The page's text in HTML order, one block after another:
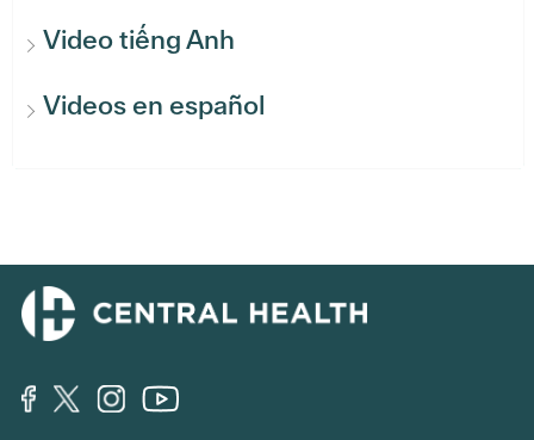
Video tiếng Anh
Videos en español